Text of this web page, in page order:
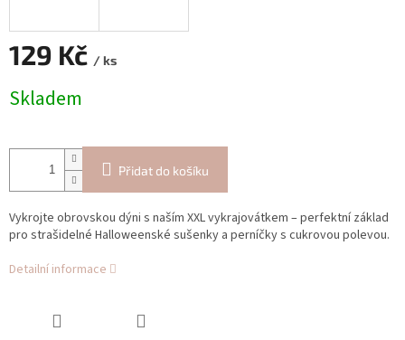
129 Kč / ks
cena:
Skladem
Přidat do košíku
Vykrojte obrovskou dýni s naším XXL vykrajovátkem – perfektní základ
pro strašidelné Halloweenské sušenky a perníčky s cukrovou polevou.
Detailní informace